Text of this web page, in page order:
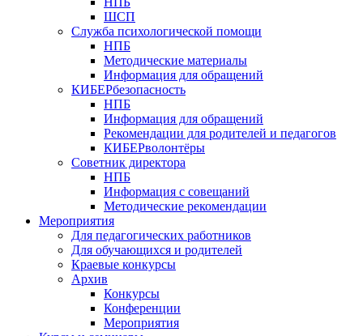
ШСП
Служба психологической помощи
НПБ
Методические материалы
Информация для обращений
КИБЕРбезопасность
НПБ
Информация для обращений
Рекомендации для родителей и педагогов
КИБЕРволонтёры
Советник директора
НПБ
Информация с совещаний
Методические рекомендации
Мероприятия
Для педагогических работников
Для обучающихся и родителей
Краевые конкурсы
Архив
Конкурсы
Конференции
Мероприятия